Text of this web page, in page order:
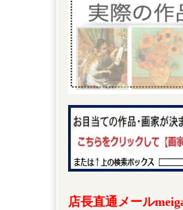
店長直通メール